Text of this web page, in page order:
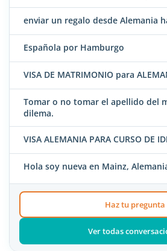
enviar un regalo desde Alemania
Española por Hamburgo
VISA DE MATRIMONIO para
Tomar o no tomar el apellido del
dilema.
VISA ALEMANIA PARA CURSO DE
Hola soy nueva en Mainz,
Haz tu pregunta
Ver todas